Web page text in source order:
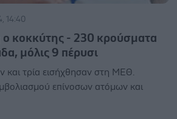
14:40
ο κοκκύτης - 230 κρούσματα
μόλις 9 πέρυσι
και τρία εισήχθησαν στη ΜΕΘ.
επίνοσων ατόμων και